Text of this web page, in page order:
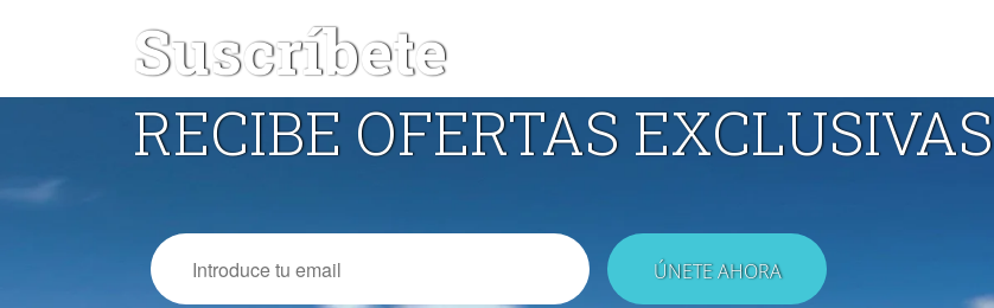
Suscríbete
RECIBE OFERTAS EXCLUSIVAS
Email